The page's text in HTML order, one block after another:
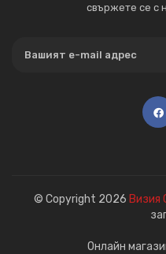
свържете се с
© Copyright 2026 Визия
Онлайн